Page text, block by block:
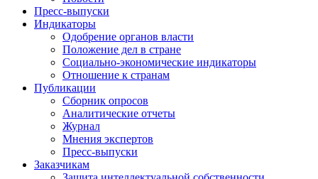
Пресс-выпуски
Индикаторы
Одобрение органов власти
Положение дел в стране
Социально-экономические индикаторы
Отношение к странам
Публикации
Сборник опросов
Аналитические отчеты
Журнал
Мнения экспертов
Пресс-выпуски
Заказчикам